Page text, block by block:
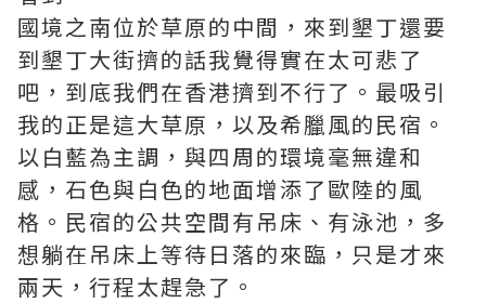
國境之南位於草原的中間，來到墾丁還要
到墾丁大街擠的話我覺得實在太可悲了
吧，到底我們在香港擠到不行了。最吸引
我的正是這大草原，以及希臘風的民宿。
以白藍為主調，與四周的環境毫無違和
感，石色與白色的地面增添了歐陸的風
格。民宿的公共空間有吊床、有泳池，多
想躺在吊床上等待日落的來臨，只是才來
兩天，行程太趕急了。